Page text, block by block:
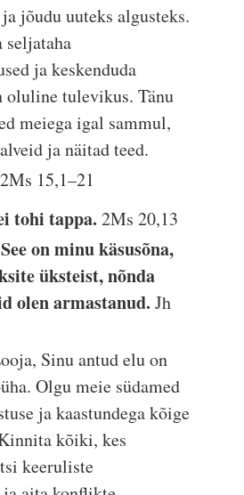
jõudu uuteks algusteks.
ja keskenduda
oluline tulevikus. Tänu
meiega igal sammul,
ja näitad teed.
15,1–21
tohi tappa.2Ms 20,13
on minu käsusõna,
üksteist, nõnda
olen armastanud.Jh
Sinu antud elu on
Olgu meie südamed
ja kaastundega kõige
kõiki, kes
keeruliste